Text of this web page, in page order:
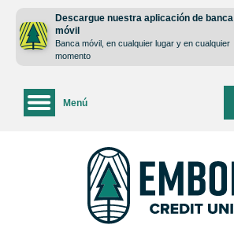
contenido
inicio
Descargue nuestra aplicación de banca
móvil
Banca móvil, en cualquier lugar y en cualquier
momento
Menú